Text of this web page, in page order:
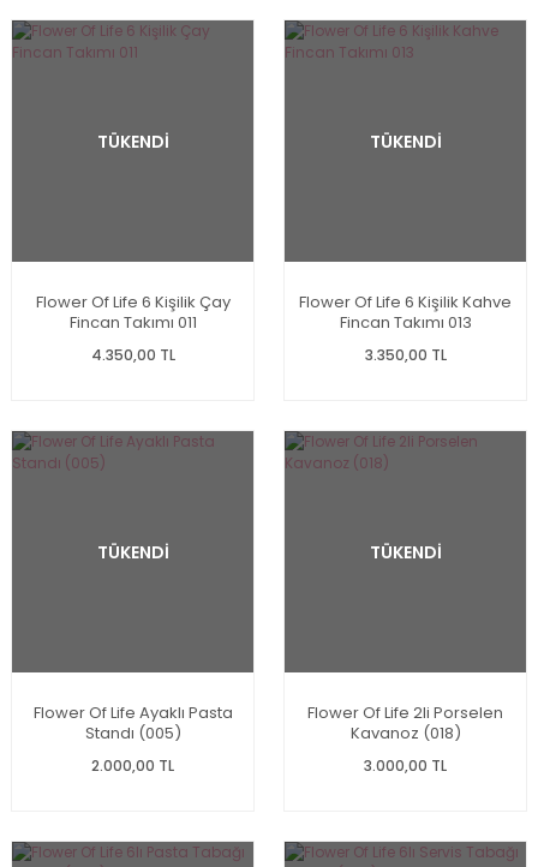
TÜKENDİ
Flower Of Life 6 Kişilik Çay
Fincan Takımı 011
4.350,00 TL
TÜKENDİ
Flower Of Life 6 Kişilik Kahve
Fincan Takımı 013
3.350,00 TL
TÜKENDİ
Flower Of Life Ayaklı Pasta
Standı (005)
2.000,00 TL
TÜKENDİ
Flower Of Life 2li Porselen
Kavanoz (018)
3.000,00 TL